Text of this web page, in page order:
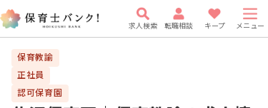
求人検索 転職相談 キープ メニュー
保育教諭
正社員
認可保育園